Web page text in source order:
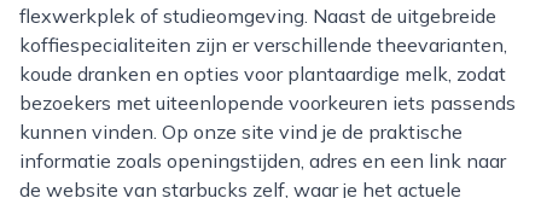
flexwerkplek of studieomgeving. Naast de uitgebreide
koffiespecialiteiten zijn er verschillende theevarianten,
koude dranken en opties voor plantaardige melk, zodat
bezoekers met uiteenlopende voorkeuren iets passends
kunnen vinden. Op onze site vind je de praktische
informatie zoals openingstijden, adres en een link naar
de website van starbucks zelf, waar je het actuele